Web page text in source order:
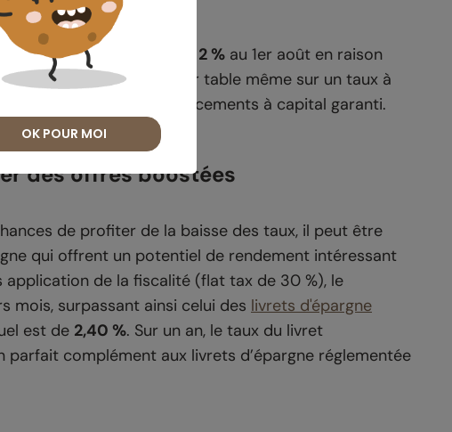
passer sous la barre des 2 % au 1er août en raison
L'économiste Eric Dor table même sur un taux à
tourner vers d’autres placements à capital garanti.
des offres boostées
de profiter de la baisse des taux, il peut être
qui offrent un potentiel de rendement intéressant
de la fiscalité (flat tax de 30 %), le
mois, surpassant ainsi celui des livrets d'épargne
est de 2,40 %. Sur un an, le taux du livret
parfait complément aux livrets d’épargne réglementée
OK POUR MOI